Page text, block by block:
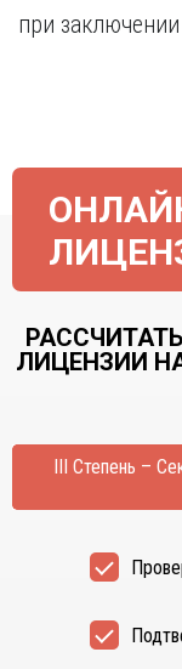
М
Н
Нижний
при
ЛИЦЕНЗИИ
III Степень –